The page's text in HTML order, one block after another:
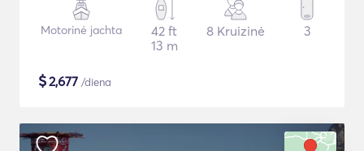
Motorinė jachta
42 ft
13 m
8 Kruizinė 3
$2,677 /diena